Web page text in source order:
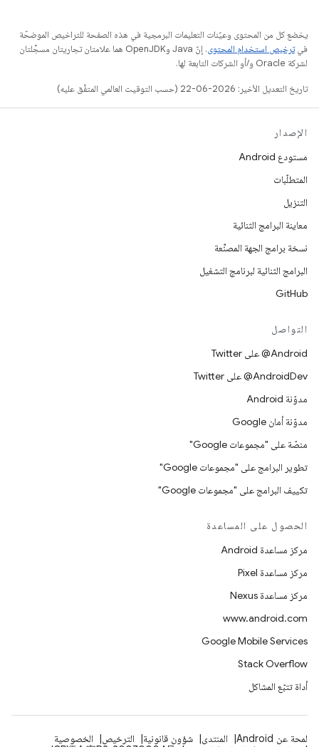
يخضع كل من المحتوى وعيّنات التعليمات البرمجية في هذه الصفحة للتراخيص الموضحّة
فيترخيص استخدام المحتوى
. إنّ Java وOpenJDK هما علامتان تجاريتان مسجَّلتان
لشركة Oracle و/أو الشركات التابعة لها.
تاريخ التعديل الأخير: 2026-06-22 (حسب التوقيت العالمي المتفَّق عليه)
الإصدار
مستودع Android
المتطلّبات
التنزيل
معاينة البرامج الثنائية
نسخة برامج الجهة المصنِّعة
البرامج الثنائية لبرنامج التشغيل
GitHub
التواصل
‎@Android على Twitter
‎@AndroidDev على Twitter
مدوّنة Android
مدوّنة أمان Google
منصّة على "مجموعات Google"
تطوير البرامج على "مجموعات Google"
تكييف البرامج على "مجموعات Google"
الحصول على المساعدة
مركز مساعدة Android
مركز مساعدة Pixel
مركز مساعدة Nexus
www.android.com
Google Mobile Services
Stack Overflow
أداة تتبّع المشاكل
لمحة عن Android المنتدى شؤون قانونية الترخيص
الخصوصية